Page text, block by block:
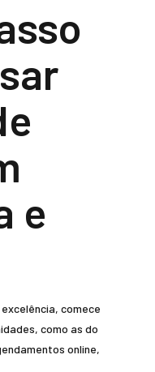
e
comece
como as do
online,